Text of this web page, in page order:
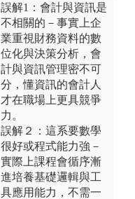
誤解1：會計與資訊是
不相關的－事實上企
業重視財務資料的數
位化與決策分析，會
計與資訊管理密不可
分，懂資訊的會計人
才在職場上更具競爭
力。
誤解２：這系要數學
很好或程式能力強－
實際上課程會循序漸
進培養基礎邏輯與工
具應用能力，不需一